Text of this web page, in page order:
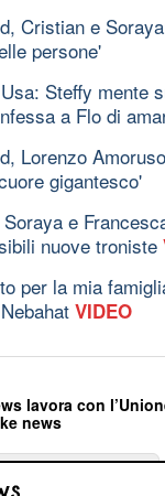
Cristian e
persone'
Steffy mente
a Flo di
Lorenzo
gigantesco'
e
nuove troniste
per la mia
VIDEO
lavora con
news